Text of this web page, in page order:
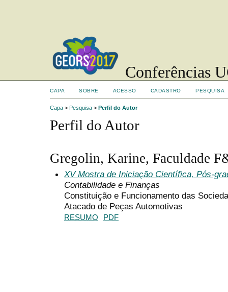
Conferências
CAPA SOBRE ACESSO CADASTRO PESQUISA
Capa > Pesquisa > Perfil do Autor
Perfil do Autor
Gregolin, Karine, Faculdade
XV Mostra de Iniciação Científica, Pós-
Contabilidade e Finanças
Constituição e Funcionamento das
Atacado de Peças Automotivas
RESUMO PDF